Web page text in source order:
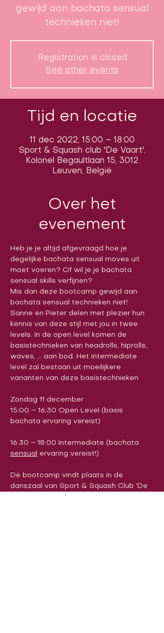
gewijd aan bachata sensual
technieken niet!
Registration is closed
See other events
Tijd en locatie
11 dec 2022, 15:00 – 18:00
Sport & Squash club 'De Vaart',
Kolonel Begaultlaan 15, 3012
Leuven, België
Over het
evenement
Heb je je altijd afgevraagd hoe je
degelijke bachata sensual moves uit
moet voeren? Of wil je je bachata
sensual skills verfijnen?
Mis dan deze bootcamp gewijd aan
bachata sensual technieken niet!
Sanne en Pieter delen met plezier hun
kennis van deze stijl met jou in twee
levels. In de open level komen de
basistechnieken van headrolls, hiprolls,
waves, … aan bod. Het intermediate
level zal bestaan uit moeilijkere
varianten van deze basistechnieken
Zondag 11 december
15:00 – 16:30 Open Level (basis
bachata ervaring vereist)
16:30 – 18:00 Intermediate (bachata
sensual
ervaring vereist!)
De bootcamp vindt plaats in de
danszaal van Sport & Squash Club ‘De